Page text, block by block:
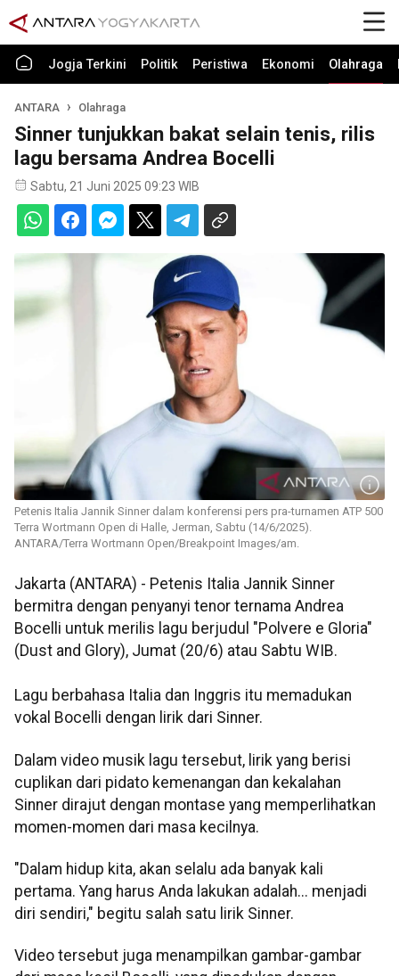
Jogja Terkini Politik Peristiwa Ekonomi Olahraga
ANTARA Olahraga
Sinner tunjukkan bakat selain tenis, rilis
lagu bersama Andrea Bocelli
Sabtu, 21 Juni 2025 09:23 WIB
Petenis Italia Jannik Sinner dalam konferensi pers pra-turnamen ATP 500
Terra Wortmann Open di Halle, Jerman, Sabtu (14/6/2025).
ANTARA/Terra Wortmann Open/Breakpoint Images/am.
Jakarta (ANTARA) - Petenis Italia Jannik Sinner
bermitra dengan penyanyi tenor ternama Andrea
Bocelli untuk merilis lagu berjudul "Polvere e Gloria"
(Dust and Glory), Jumat (20/6) atau Sabtu WIB.
Lagu berbahasa Italia dan Inggris itu memadukan
vokal Bocelli dengan lirik dari Sinner.
Dalam video musik lagu tersebut, lirik yang berisi
cuplikan dari pidato kemenangan dan kekalahan
Sinner dirajut dengan montase yang memperlihatkan
momen-momen dari masa kecilnya.
"Dalam hidup kita, akan selalu ada banyak kali
pertama. Yang harus Anda lakukan adalah... menjadi
diri sendiri," begitu salah satu lirik Sinner.
Video tersebut juga menampilkan gambar-gambar